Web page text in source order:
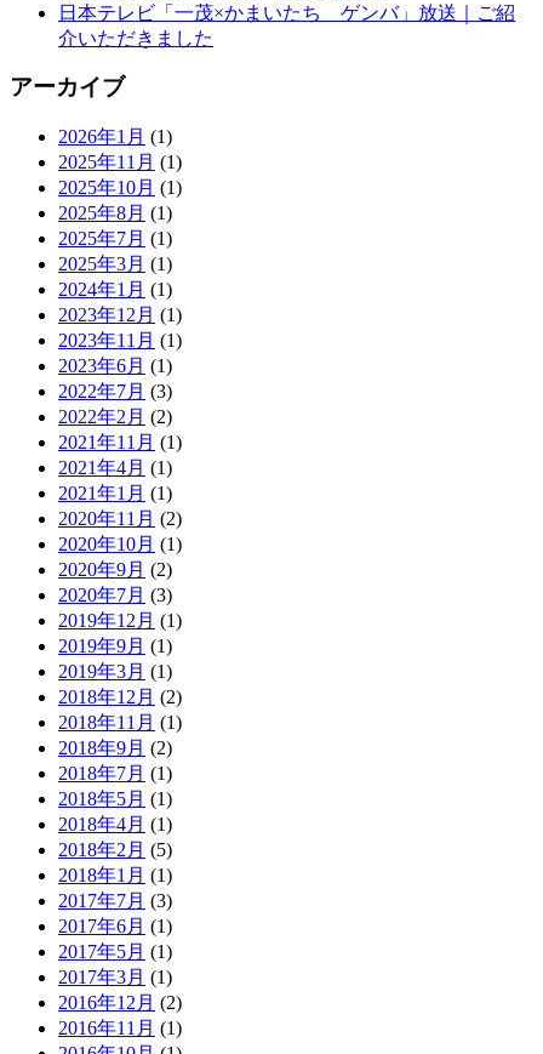
日本テレビ「一茂×かまいたち ゲンバ」放送｜ご紹
介いただきました
アーカイブ
2026年1月 (1)
2025年11月 (1)
2025年10月 (1)
2025年8月 (1)
2025年7月 (1)
2025年3月 (1)
2024年1月 (1)
2023年12月 (1)
2023年11月 (1)
2023年6月 (1)
2022年7月 (3)
2022年2月 (2)
2021年11月 (1)
2021年4月 (1)
2021年1月 (1)
2020年11月 (2)
2020年10月 (1)
2020年9月 (2)
2020年7月 (3)
2019年12月 (1)
2019年9月 (1)
2019年3月 (1)
2018年12月 (2)
2018年11月 (1)
2018年9月 (2)
2018年7月 (1)
2018年5月 (1)
2018年4月 (1)
2018年2月 (5)
2018年1月 (1)
2017年7月 (3)
2017年6月 (1)
2017年5月 (1)
2017年3月 (1)
2016年12月 (2)
2016年11月 (1)